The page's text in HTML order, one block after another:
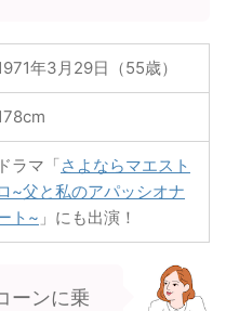
年3月29日（55歳）
ドラマ「さよならマエスト
~父と私のアパッシオナ
ト~ 」にも出演！
ーンに乗